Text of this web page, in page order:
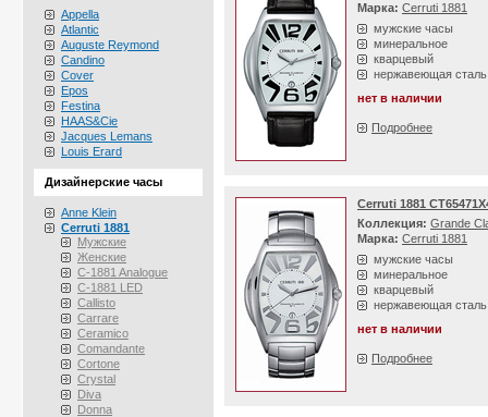
Appella
Atlantic
Auguste Reymond
Candino
Cover
Epos
Festina
HAAS&Cie
Jacques Lemans
Louis Erard
Дизайнерские часы
Anne Klein
Cerruti 1881
Мужские
Женские
C-1881 Analogue
C-1881 LED
Callisto
Carrare
Ceramico
Comandante
Cortone
Crystal
Diva
Donna
Марка: Cerruti 1881
мужские часы
минеральное
кварцевый
нержавеющая сталь
нет в наличии
Подробнее
Cerruti 1881
Коллекция: Grande
Марка: Cerruti 1881
мужские часы
минеральное
кварцевый
нержавеющая сталь
нет в наличии
Подробнее